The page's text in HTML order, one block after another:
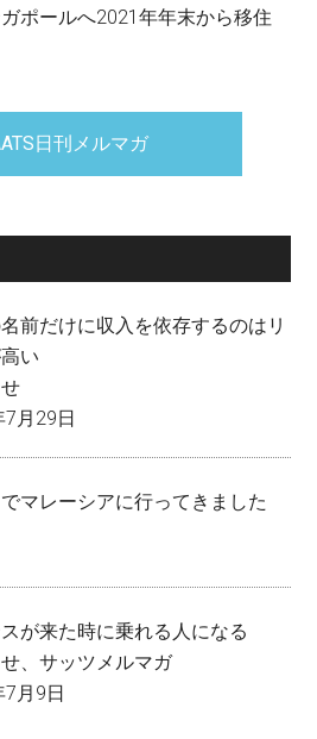
ポールへ2021年年末から移住
日刊メルマガ
前だけに収入を依存するのはリ
い
月29日
マレーシアに行ってきました
が来た時に乗れる人になる
、サッツメルマガ
7月9日